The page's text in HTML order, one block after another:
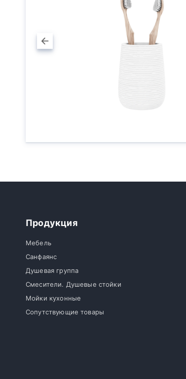
Продукция
Мебель
Санфаянс
Душевая группа
Смесители. Душевые стойки
Мойки кухонные
Сопутствующие товары